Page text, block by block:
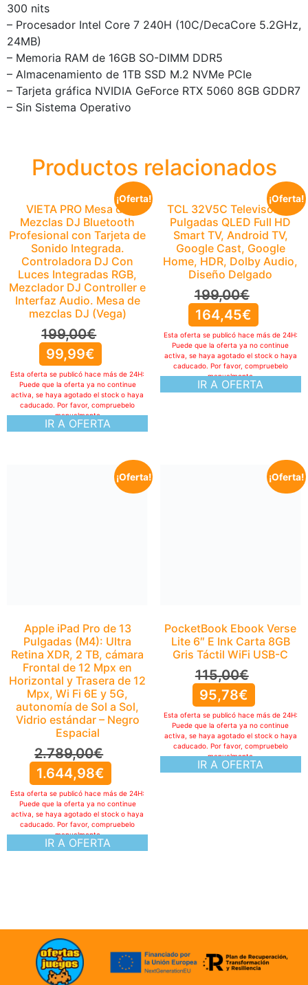
300 nits
– Procesador Intel Core 7 240H (10C/DecaCore 5.2GHz,
24MB)
– Memoria RAM de 16GB SO-DIMM DDR5
– Almacenamiento de 1TB SSD M.2 NVMe PCIe
– Tarjeta gráfica NVIDIA GeForce RTX 5060 8GB GDDR7
– Sin Sistema Operativo
Productos relacionados
¡Oferta!
VIETA PRO Mesa de
Mezclas DJ Bluetooth
Profesional con Tarjeta de
Sonido Integrada.
Controladora DJ Con
Luces Integradas RGB,
Mezclador DJ Controller e
Interfaz Audio. Mesa de
mezclas DJ (Vega)
199,00€
99,99€
IR A OFERTA
Esta oferta se publicó hace más de 24H:
Puede que la oferta ya no continue
activa, se haya agotado el stock o haya
caducado. Por favor, compruebelo
manualmente
¡Oferta!
TCL 32V5C Televisor 32
Pulgadas QLED Full HD
Smart TV, Android TV,
Google Cast, Google
Home, HDR, Dolby Audio,
Diseño Delgado
199,00€
164,45€
IR A OFERTA
Esta oferta se publicó hace más de 24H:
Puede que la oferta ya no continue
activa, se haya agotado el stock o haya
caducado. Por favor, compruebelo
manualmente
¡Oferta!
Apple iPad Pro de 13
1.644,98€
IR A OFERTA
Esta oferta se publicó hace más de 24H:
Puede que la oferta ya no continue
activa, se haya agotado el stock o haya
caducado. Por favor, compruebelo
manualmente
¡Oferta!
PocketBook Ebook Verse
Lite 6″ E Ink Carta 8GB
Gris Táctil WiFi USB-C
115,00€
95,78€
IR A OFERTA
Esta oferta se publicó hace más de 24H:
Puede que la oferta ya no continue
activa, se haya agotado el stock o haya
caducado. Por favor, compruebelo
manualmente
ofertasXjuegos © TODOS LOS DERECHOS RESERVADOS
Politica de cookies